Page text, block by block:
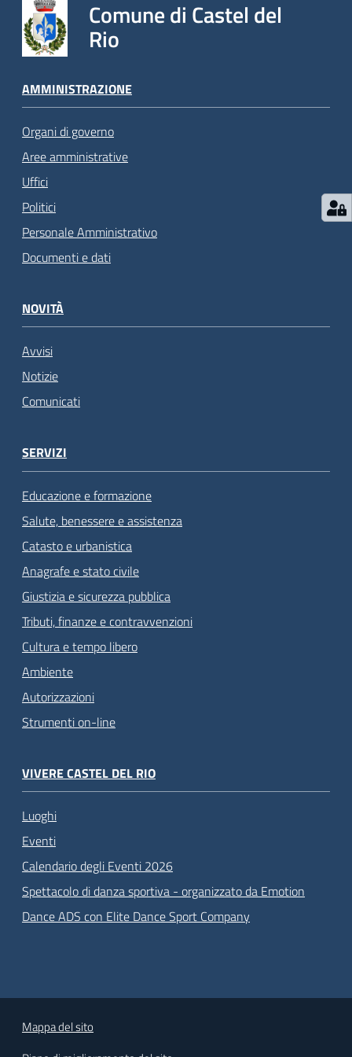
Comune di Castel del
Rio
AMMINISTRAZIONE
Organi di governo
Aree amministrative
Uffici
Politici
Personale Amministrativo
Documenti e dati
NOVITÀ
Avvisi
Notizie
Comunicati
SERVIZI
Educazione e formazione
Salute, benessere e assistenza
Catasto e urbanistica
Anagrafe e stato civile
Giustizia e sicurezza pubblica
Tributi, finanze e contravvenzioni
Cultura e tempo libero
Ambiente
Autorizzazioni
Strumenti on-line
VIVERE CASTEL DEL RIO
Luoghi
Eventi
Calendario degli Eventi 2026
Spettacolo di danza sportiva - organizzato da Emotion
Dance ADS con Elite Dance Sport Company
Mappa del sito